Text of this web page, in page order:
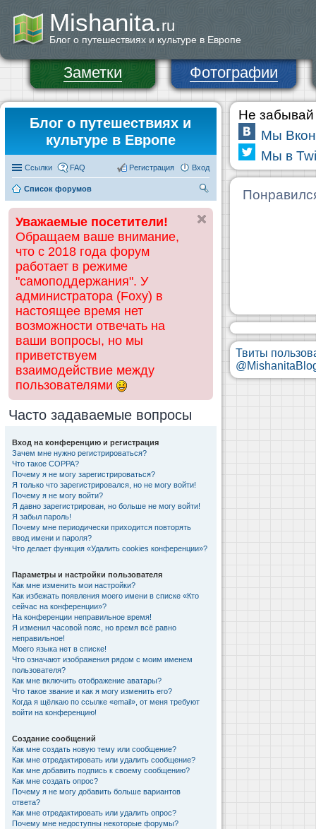
Mishanita.ru
Блог о путешествиях и культуре в Европе
Заметки Фотографии
Блог о путешествиях и
культуре в Европе
Ссылки FAQ Вход
Регистрация
Список форумов
ск
Уважаемые посетители!
Обращаем ваше внимание,
что с 2018 года форум
работает в режиме
"самоподдержания". У
администратора (Foxy) в
настоящее время нет
возможности отвечать на
ваши вопросы, но мы
приветствуем
взаимодействие между
пользователями
Часто задаваемые вопросы
Вход на конференцию и регистрация
Зачем мне нужно регистрироваться?
Что такое COPPA?
Почему я не могу зарегистрироваться?
Я только что зарегистрировался, но не могу войти!
Почему я не могу войти?
Я давно зарегистрирован, но больше не могу войти!
Я забыл пароль!
Почему мне периодически приходится повторять
ввод имени и пароля?
Что делает функция «Удалить cookies конференции»?
Параметры и настройки пользователя
Как мне изменить мои настройки?
Как избежать появления моего имени в списке «Кто
сейчас на конференции»?
На конференции неправильное время!
Я изменил часовой пояс, но время всё равно
неправильное!
Моего языка нет в списке!
Что означают изображения рядом с моим именем
пользователя?
Как мне включить отображение аватары?
Что такое звание и как я могу изменить его?
Когда я щёлкаю по ссылке «email», от меня требуют
войти на конференцию!
Создание сообщений
Как мне создать новую тему или сообщение?
Как мне отредактировать или удалить сообщение?
Как мне добавить подпись к своему сообщению?
Как мне создать опрос?
Почему я не могу добавить больше вариантов
ответа?
Как мне отредактировать или удалить опрос?
Почему мне недоступны некоторые форумы?
Не забывай
Мы
Мы в
Твиты